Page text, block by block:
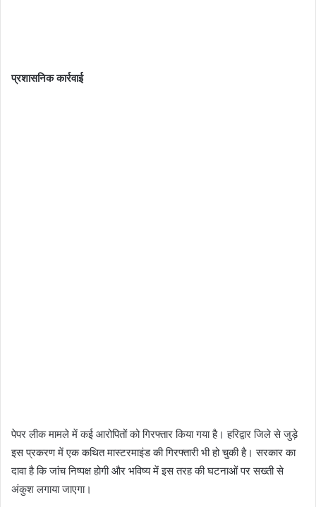
प्रशासनिक कार्रवाई
पेपर लीक मामले में कई आरोपितों को गिरफ्तार किया गया है। हरिद्वार जिले से जुड़े
इस प्रकरण में एक कथित मास्टरमाइंड की गिरफ्तारी भी हो चुकी है। सरकार का
दावा है कि जांच निष्पक्ष होगी और भविष्य में इस तरह की घटनाओं पर सख्ती से
अंकुश लगाया जाएगा।